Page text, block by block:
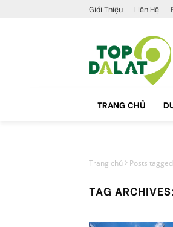
to
Giới Thiệu Liên Hệ
TRANG CHỦ
Trang chủ Posts
TAG